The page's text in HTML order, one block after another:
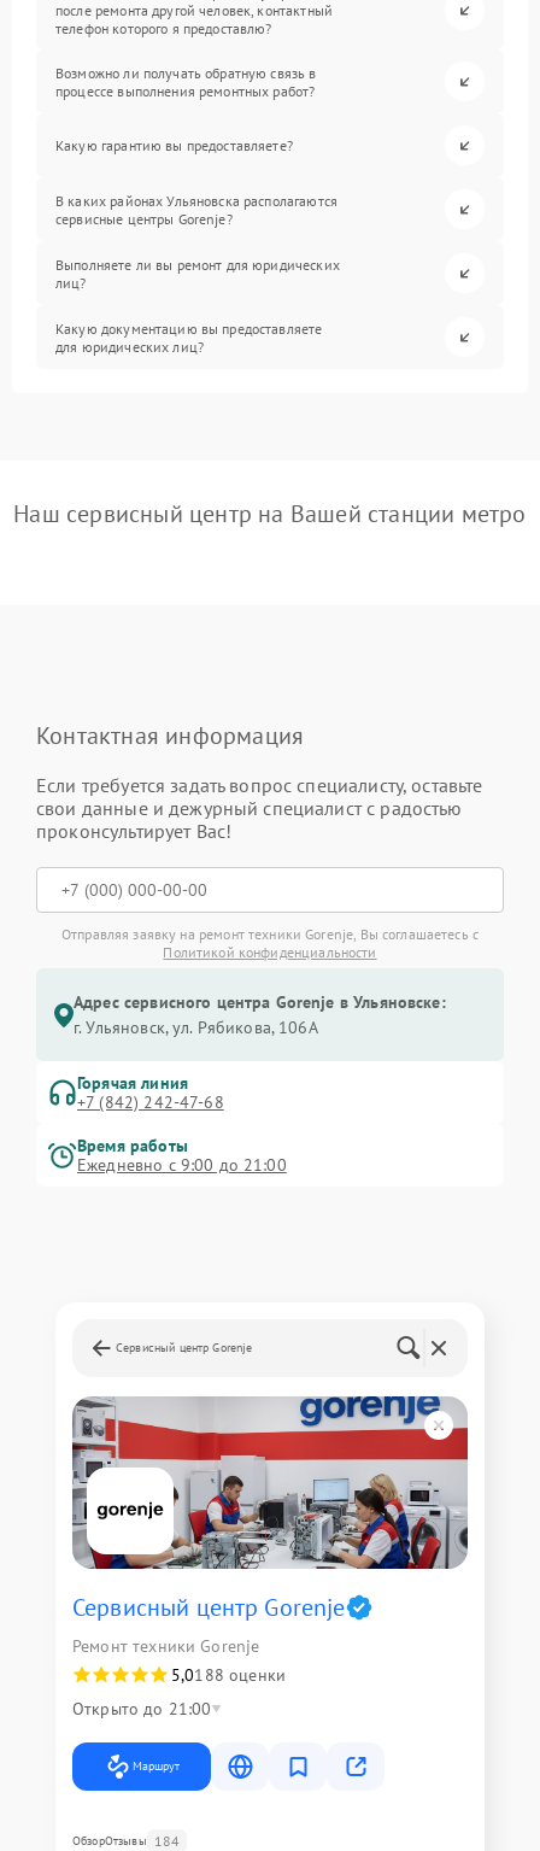
после ремонта другой человек, контактный
телефон которого я предоставлю?
Возможно ли получать обратную связь в
процессе выполнения ремонтных работ?
Какую гарантию вы предоставляете?
В каких районах Ульяновска располагаются
сервисные центры Gorenje?
Выполняете ли вы ремонт для юридических
лиц?
Какую документацию вы предоставляете
для юридических лиц?
Наш сервисный центр на Вашей станции метро
Контактная информация
Если требуется задать вопрос специалисту, оставьте
свои данные и дежурный специалист с радостью
проконсультирует Вас!
Отправляя заявку на ремонт техники Gorenje, Вы соглашаетесь с
Политикой конфиденциальности
Адрес сервисного центра Gorenje в Ульяновске:
г. Ульяновск, ул. Рябикова, 106А
Горячая линия
+7 (842) 242-47-68
Время работы
Ежедневно с 9:00 до 21:00
Сервисный центр Gorenje
Сервисный центр Gorenje
Ремонт техники Gorenje
5,0188 оценки
Открыто до 21:00
Маршрут
ОбзорОтзывы 184